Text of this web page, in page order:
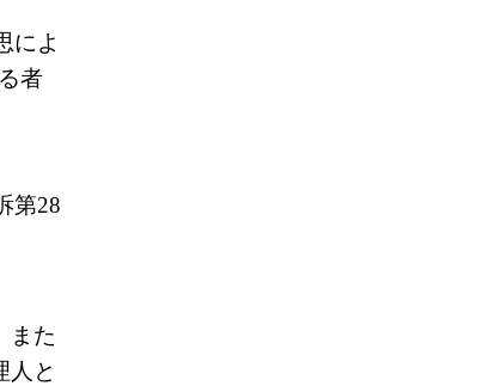
によ
者
第28
また
人と